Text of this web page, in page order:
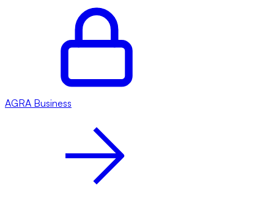
AGRA Business